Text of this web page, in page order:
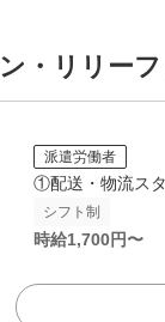
・リリー
派遣労働者
①配送・物流ス
シフト制
時給1,700円〜